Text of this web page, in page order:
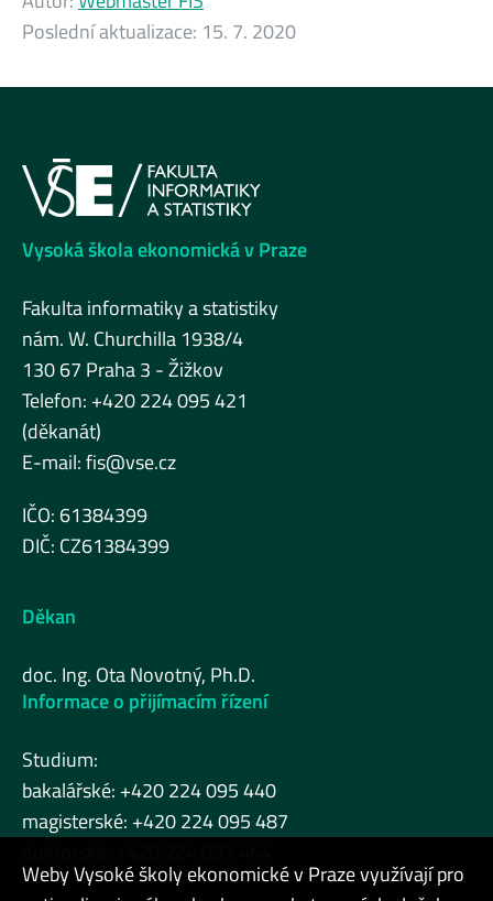
Poslední aktualizace: 15. 7. 2020
Vysoká škola ekonomická v Praze
Fakulta informatiky a statistiky
nám. W. Churchilla 1938/4
130 67 Praha 3 - Žižkov
Telefon: +420 224 095 421
(děkanát)
E-mail:fis@vse.cz
IČO: 61384399
DIČ: CZ61384399
Děkan
doc. Ing. Ota Novotný, Ph.D.
Informace o přijímacím řízení
Studium:
bakalářské: +420 224 095 440
magisterské: +420 224 095 487
Weby Vysoké školy ekonomické v Praze využívají pro